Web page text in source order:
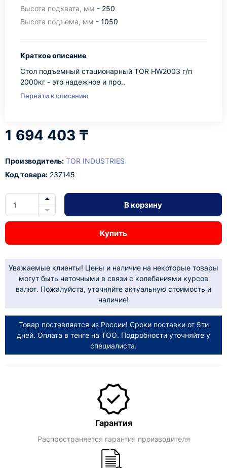
Высота подхвата, мм - 250
Высота подъема, мм - 1050
Краткое описание
Стол подъемный стационарный TOR HW2003 г/п
2000кг - это надежное и про..
Перейти к описанию
1 694 403 ₸
Производитель: TOR INDUSTRIES
Код товара: 237145
В корзину
Купить
Уважаемые клиенты! Цены и наличие на некоторые товары
могут быть неточными в связи с колебаниями курсов
валют. Пожалуйста, уточняйте актуальную стоимость и
наличие!
Товар поставляется из России! Сроки поставки от 5ти
дней. Оплата в тенге на ТОО. Подробности уточняйте у
специалиста.
Гарантия
Распространяется гарантия производителя